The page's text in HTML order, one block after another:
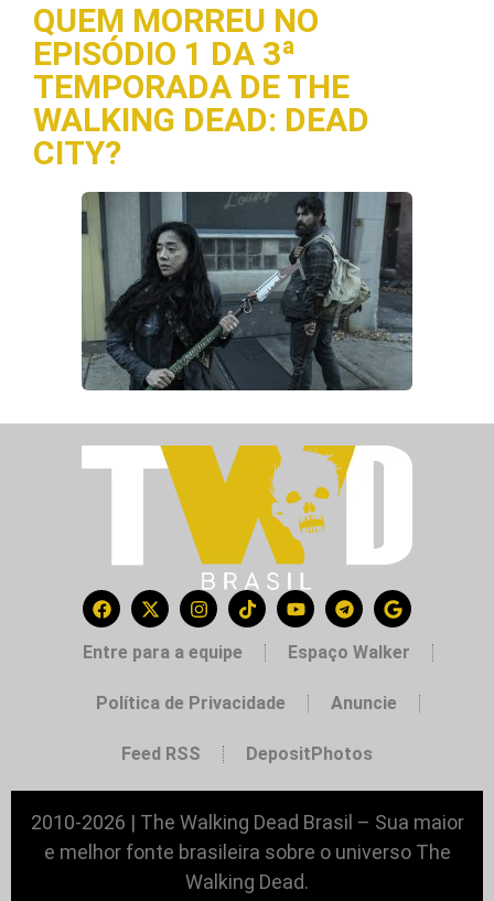
QUEM MORREU NO
EPISÓDIO 1 DA 3ª
TEMPORADA DE THE
WALKING DEAD: DEAD
CITY?
Entre para a equipe Espaço Walker
Política de Privacidade Anuncie
Feed RSS DepositPhotos
2010-2026 | The Walking Dead Brasil – Sua maior
e melhor fonte brasileira sobre o universo The
Walking Dead.